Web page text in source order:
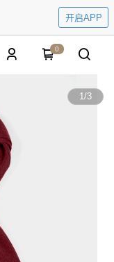
开启APP
0
1/3